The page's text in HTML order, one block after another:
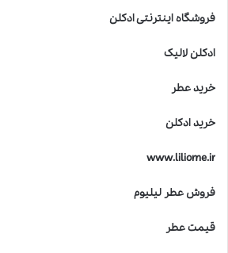
فروشگاه اینترنتی ادکلن
ادکلن لالیک
خرید عطر
خرید ادکلن
www.liliome.ir
فروش عطر لیلیوم
قیمت عطر